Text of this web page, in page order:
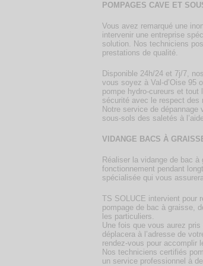
POMPAGES CAVE ET
Vous avez remarqué une
intervenir une entreprise
solution. Nos techniciens
prestations de qualité.
Disponible 24h/24 et 7j/7,
vous soyez à Val-d’Oise 95
pompe hydro-cureurs et
sécurité avec le respect des
Notre service de
sous-sols des saletés à
VIDANGE BACS À
Réaliser la vidange de bac
fonctionnement pendant
spécialisée qui vous
TS SOLUCE intervient pour
pompage de bac à graisse,
les particuliers.
Une fois que vous aurez
déplacera à l’adresse de
rendez-vous pour accomplir
Nos techniciens certifiés
un service professionnel à